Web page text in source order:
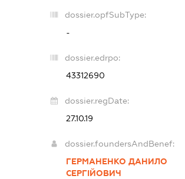
dossier.opfSubType:
-
dossier.edrpo:
43312690
dossier.regDate:
27.10.19
dossier.foundersAndBenef:
ГЕРМАНЕНКО ДАНИЛО
СЕРГІЙОВИЧ